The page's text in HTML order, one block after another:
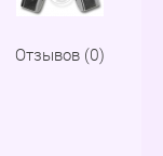
Отзывов (0)